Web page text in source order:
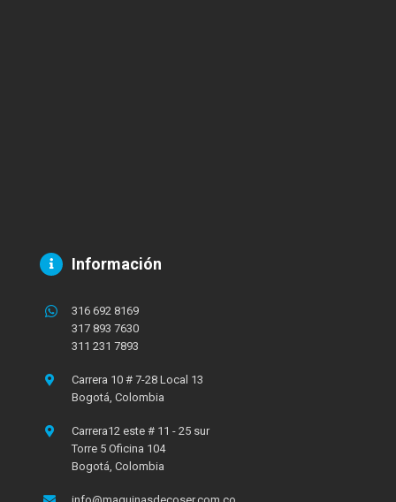
Información
316 692 8169
317 893 7630
311 231 7893
Carrera 10 # 7-28 Local 13
Bogotá, Colombia
Carrera12 este # 11 - 25 sur
Torre 5 Oficina 104
Bogotá, Colombia